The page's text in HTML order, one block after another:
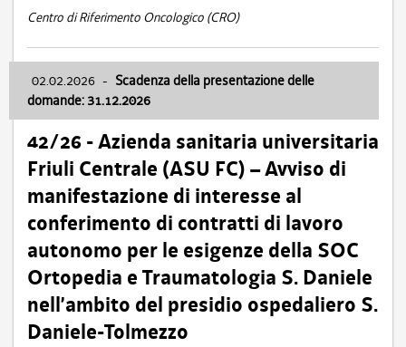
Centro di Riferimento Oncologico (CRO)
02.02.2026 - Scadenza della presentazione delle
domande: 31.12.2026
42/26 - Azienda sanitaria universitaria
Friuli Centrale (ASU FC) – Avviso di
manifestazione di interesse al
conferimento di contratti di lavoro
autonomo per le esigenze della SOC
Ortopedia e Traumatologia S. Daniele
nell’ambito del presidio ospedaliero S.
Daniele-Tolmezzo